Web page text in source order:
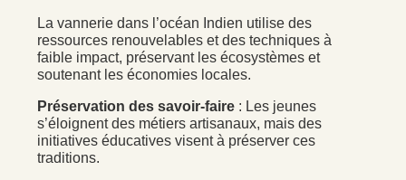
La vannerie dans l’océan Indien utilise des
ressources renouvelables et des techniques à
faible impact, préservant les écosystèmes et
soutenant les économies locales.
Préservation des savoir-faire: Les jeunes
s’éloignent des métiers artisanaux, mais des
initiatives éducatives visent à préserver ces
traditions.